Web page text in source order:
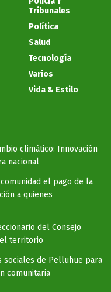
Tribunales
Política
Salud
Tecnología
Varios
Vida & Estilo
climático: Innovación
nacional
el pago de la
a quienes
del Consejo
territorio
sociales de Pelluhue para
comunitaria